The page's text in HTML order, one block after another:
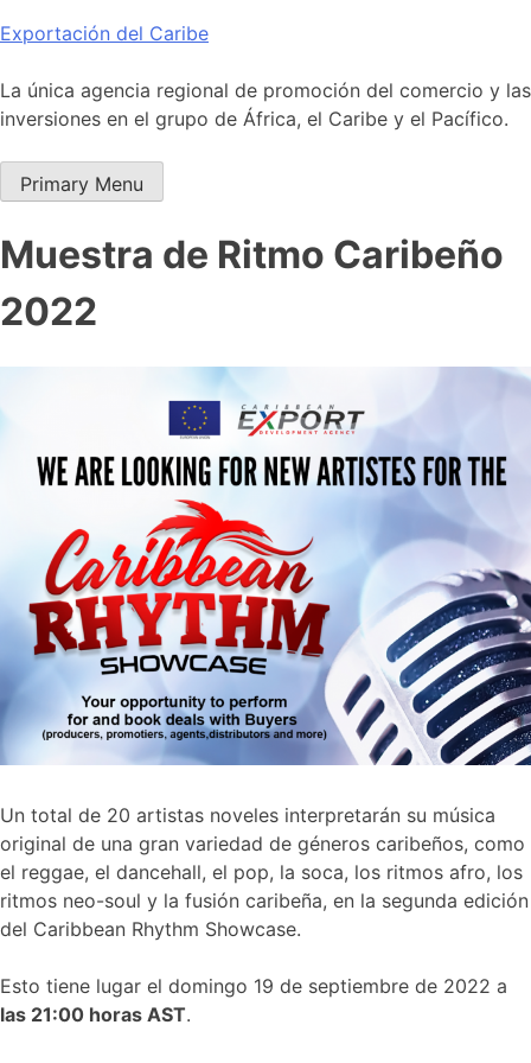
Skip
content
Exportación del Caribe
La única agencia regional de promoción del comercio y las
inversiones en el grupo de África, el Caribe y el Pacífico.
Primary Menu
Muestra de Ritmo Caribeño
2022
Un total de 20 artistas noveles interpretarán su música
original de una gran variedad de géneros caribeños, como
el reggae, el dancehall, el pop, la soca, los ritmos afro, los
ritmos neo-soul y la fusión caribeña, en la segunda edición
del Caribbean Rhythm Showcase.
Esto tiene lugar el domingo 19 de septiembre de 2022 a
las 21:00 horas AST.